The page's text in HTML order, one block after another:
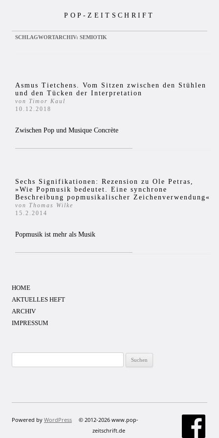
POP-ZEITSCHRIFT
SCHLAGWORTARCHIV: SEMIOTIK
Asmus Tietchens. Vom Sitzen zwischen den Stühlen
und den Tücken der Interpretation
von Timor Kaul
10.12.2018
Zwischen Pop und Musique Concrète
Sechs Signifikationen: Rezension zu Ole Petras,
»Wie Popmusik bedeutet. Eine synchrone
Beschreibung popmusikalischer Zeichenverwendung«
von Thomas Wilke
15.2.2014
Popmusik ist mehr als Musik
HOME
AKTUELLES HEFT
ARCHIV
IMPRESSUM
nach:
Powered by WordPress
© 2012-2026 www.pop-
zeitschrift.de